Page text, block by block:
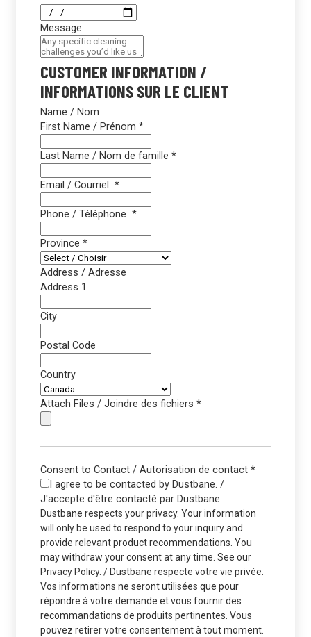
Message
CUSTOMER INFORMATION /
INFORMATIONS SUR LE CLIENT
Name / Nom
First Name / Prénom *
Last Name / Nom de famille *
Email / Courriel *
Phone / Téléphone *
Province *
Address / Adresse
Address 1
City
Postal Code
Country
Attach Files / Joindre des fichiers *
Consent to Contact / Autorisation de contact *
I agree to be contacted by Dustbane. /
J'accepte d'être contacté par Dustbane.
Dustbane respects your privacy. Your information
will only be used to respond to your inquiry and
provide relevant product recommendations. You
may withdraw your consent at any time. See our
Privacy Policy. / Dustbane respecte votre vie privée.
Vos informations ne seront utilisées que pour
répondre à votre demande et vous fournir des
recommandations de produits pertinentes. Vous
pouvez retirer votre consentement à tout moment.